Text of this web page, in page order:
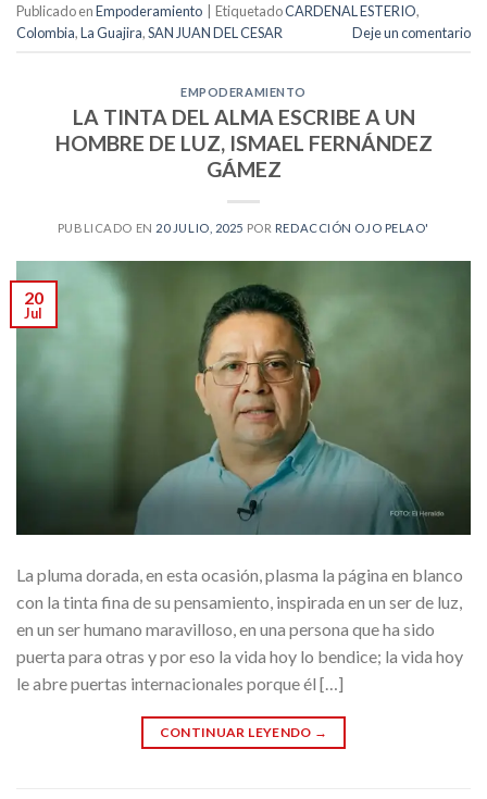
Publicado enEmpoderamiento EtiquetadoCARDENAL ESTERIO,
Colombia,La Guajira,SAN JUAN DEL CESAR Deje un comentario
EMPODERAMIENTO
LA TINTA DEL ALMA ESCRIBE A UN
HOMBRE DE LUZ, ISMAEL FERNÁNDEZ
GÁMEZ
PUBLICADO EN 20 JULIO, 2025 POR REDACCIÓN OJO PELAO'
20
Jul
La pluma dorada, en esta ocasión, plasma la página en blanco
con la tinta fina de su pensamiento, inspirada en un ser de luz,
en un ser humano maravilloso, en una persona que ha sido
puerta para otras y por eso la vida hoy lo bendice; la vida hoy
le abre puertas internacionales porque él […]
CONTINUAR LEYENDO →